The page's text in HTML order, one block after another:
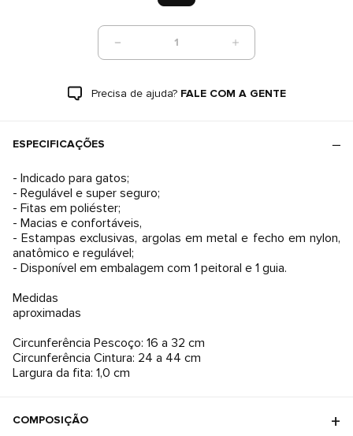
1
Precisa de ajuda? FALE COM A GENTE
ESPECIFICAÇÕES
- Indicado para gatos;
- Regulável e super seguro;
- Fitas em poliéster;
- Macias e confortáveis,
- Estampas exclusivas, argolas em metal e fecho em nylon,
anatômico e regulável;
- Disponível em embalagem com 1 peitoral e 1 guia.
Medidas
aproximadas
Circunferência Pescoço: 16 a 32 cm
Circunferência Cintura: 24 a 44 cm
Largura da fita: 1,0 cm
COMPOSIÇÃO